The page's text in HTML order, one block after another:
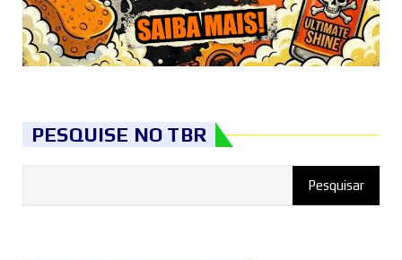
PESQUISE NO TBR